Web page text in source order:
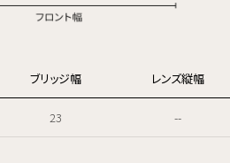
ブリッジ幅 レンズ縦幅
23 --